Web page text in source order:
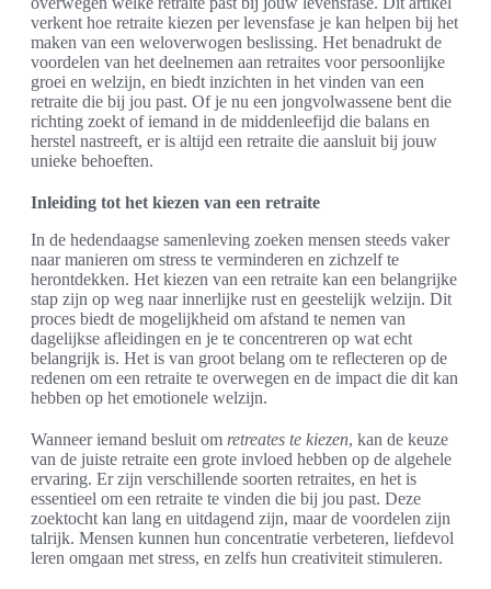
verkent hoe retraite kiezen per levensfase je kan helpen bij het
maken van een weloverwogen beslissing. Het benadrukt de
voordelen van het deelnemen aan retraites voor persoonlijke
groei en welzijn, en biedt inzichten in het vinden van een
retraite die bij jou past. Of je nu een jongvolwassene bent die
richting zoekt of iemand in de middenleefijd die balans en
herstel nastreeft, er is altijd een retraite die aansluit bij jouw
unieke behoeften.
Inleiding tot het kiezen van een retraite
In de hedendaagse samenleving zoeken mensen steeds vaker
naar manieren om stress te verminderen en zichzelf te
herontdekken. Het kiezen van een retraite kan een belangrijke
stap zijn op weg naar innerlijke rust en geestelijk welzijn. Dit
proces biedt de mogelijkheid om afstand te nemen van
dagelijkse afleidingen en je te concentreren op wat echt
belangrijk is. Het is van groot belang om te reflecteren op de
redenen om een retraite te overwegen en de impact die dit kan
hebben op het emotionele welzijn.
Wanneer iemand besluit om retreates te kiezen, kan de keuze
van de juiste retraite een grote invloed hebben op de algehele
ervaring. Er zijn verschillende soorten retraites, en het is
essentieel om een retraite te vinden die bij jou past. Deze
zoektocht kan lang en uitdagend zijn, maar de voordelen zijn
talrijk. Mensen kunnen hun concentratie verbeteren, liefdevol
leren omgaan met stress, en zelfs hun creativiteit stimuleren.